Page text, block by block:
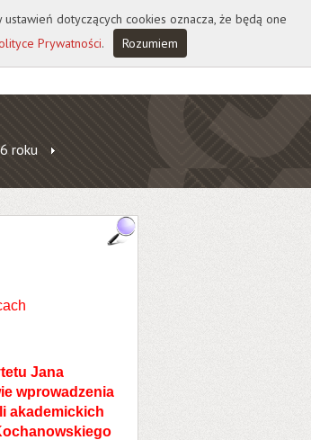
roku
Jana
wprowadzenia
akademickich
dotyczących cookies oznacza, że będą one
Prywatności. Rozumiem